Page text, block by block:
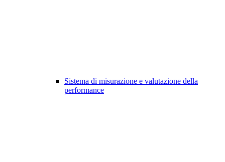
Sistema di misurazione e valutazione della
performance